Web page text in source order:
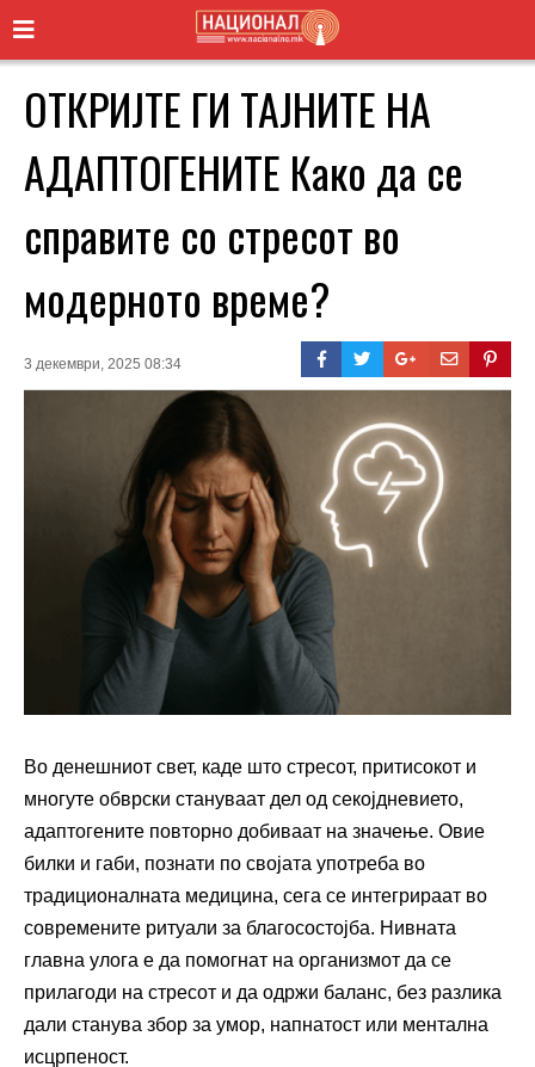
ОТКРИЈТЕ ГИ ТАЈНИТЕ НА
АДАПТОГЕНИТЕ Како да се
справите со стресот во
модерното време?
3 декември, 2025 08:34
Во денешниот свет, каде што стресот, притисокот и
многуте обврски стануваат дел од секојдневието,
адаптогените повторно добиваат на значење. Овие
билки и габи, познати по својата употреба во
традиционалната медицина, сега се интегрираат во
современите ритуали за благосостојба. Нивната
главна улога е да помогнат на организмот да се
прилагоди на стресот и да одржи баланс, без разлика
дали станува збор за умор, напнатост или ментална
исцрпеност.